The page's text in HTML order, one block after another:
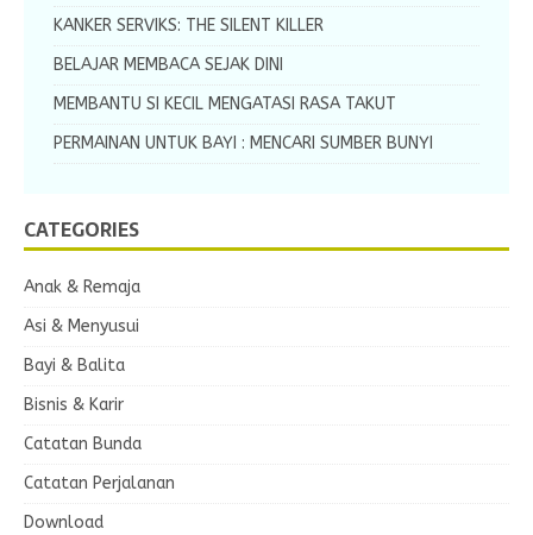
KANKER SERVIKS: THE SILENT KILLER
BELAJAR MEMBACA SEJAK DINI
MEMBANTU SI KECIL MENGATASI RASA TAKUT
PERMAINAN UNTUK BAYI : MENCARI SUMBER BUNYI
CATEGORIES
Anak & Remaja
Asi & Menyusui
Bayi & Balita
Bisnis & Karir
Catatan Bunda
Catatan Perjalanan
Download